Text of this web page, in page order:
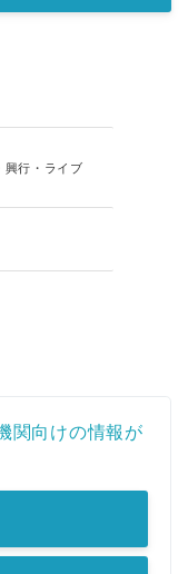
興行・ライブ
関向けの情報が